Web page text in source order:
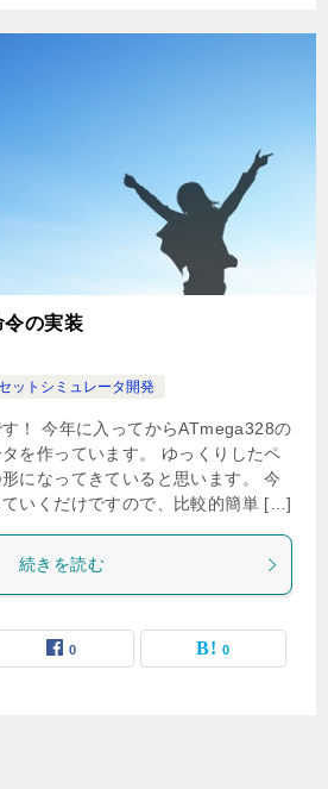
の実装
ットシミュレータ開発
！ 今年に入ってからATmega328の
を作っています。 ゆっくりしたペ
になってきていると思います。 今
いくだけですので、比較的簡単 […]
続きを読む
0 0